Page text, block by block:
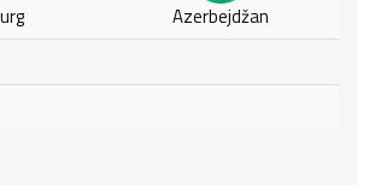
Azerbejdžan